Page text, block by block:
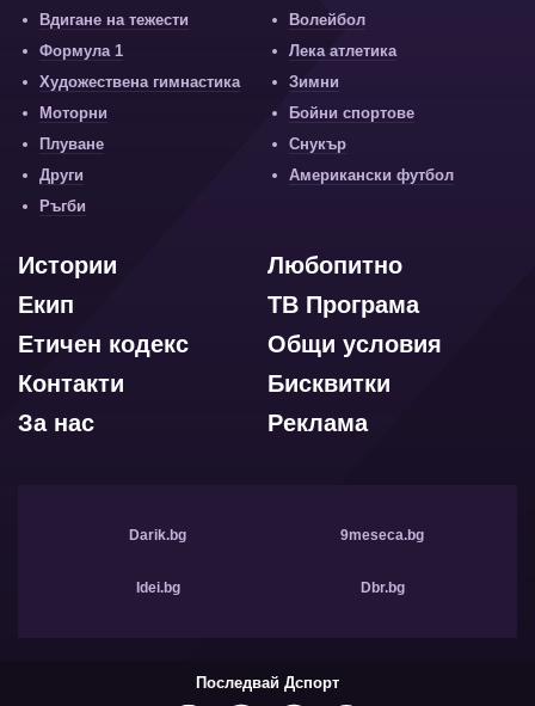
Вдигане на тежести
Волейбол
Формула 1
Лека атлетика
Художествена гимнастика
Зимни
Моторни
Бойни спортове
Плуване
Снукър
Други
Американски футбол
Ръгби
Любопитно
Истории
ТВ Програма
Екип
Общи условия
Етичен кодекс
Бисквитки
Контакти
Реклама
За нас
Darik.bg 9meseca.bg
Idei.bg Dbr.bg
Последвай Дспорт